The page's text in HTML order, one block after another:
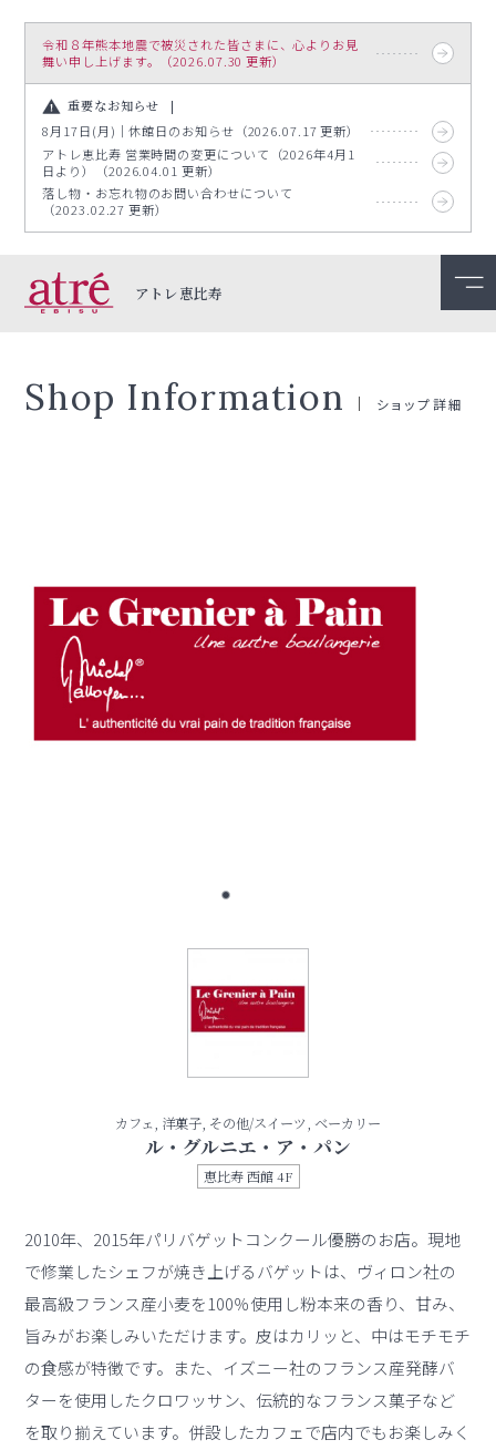
令和８年熊本地震で被災された皆さまに、心よりお見
舞い申し上げます。（2026.07.30 更新）
重要なお知らせ
8月17日(月)｜休館日のお知らせ（2026.07.17 更新）
アトレ恵比寿 営業時間の変更について（2026年4月1
日より）（2026.04.01 更新）
落し物・お忘れ物のお問い合わせについて
（2023.02.27 更新）
アトレ恵比寿
Shop Information ショップ詳細
カフェ, 洋菓子, その他/スイーツ, ベーカリー
ル・グルニエ・ア・パン
恵比寿 西館 4F
2010年、2015年パリバゲットコンクール優勝のお店。現地
で修業したシェフが焼き上げるバゲットは、ヴィロン社の
最高級フランス産小麦を100％使用し粉本来の香り、甘み、
旨みがお楽しみいただけます。皮はカリッと、中はモチモチ
の食感が特徴です。また、イズニー社のフランス産発酵バ
ターを使用したクロワッサン、伝統的なフランス菓子など
を取り揃えています。併設したカフェで店内でもお楽しみく